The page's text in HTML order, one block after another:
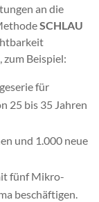
an die
SCHLAU
zum Beispiel:
für
25 bis 35 Jahren
und 1.000 neue
fünf Mikro-
beschäftigen.